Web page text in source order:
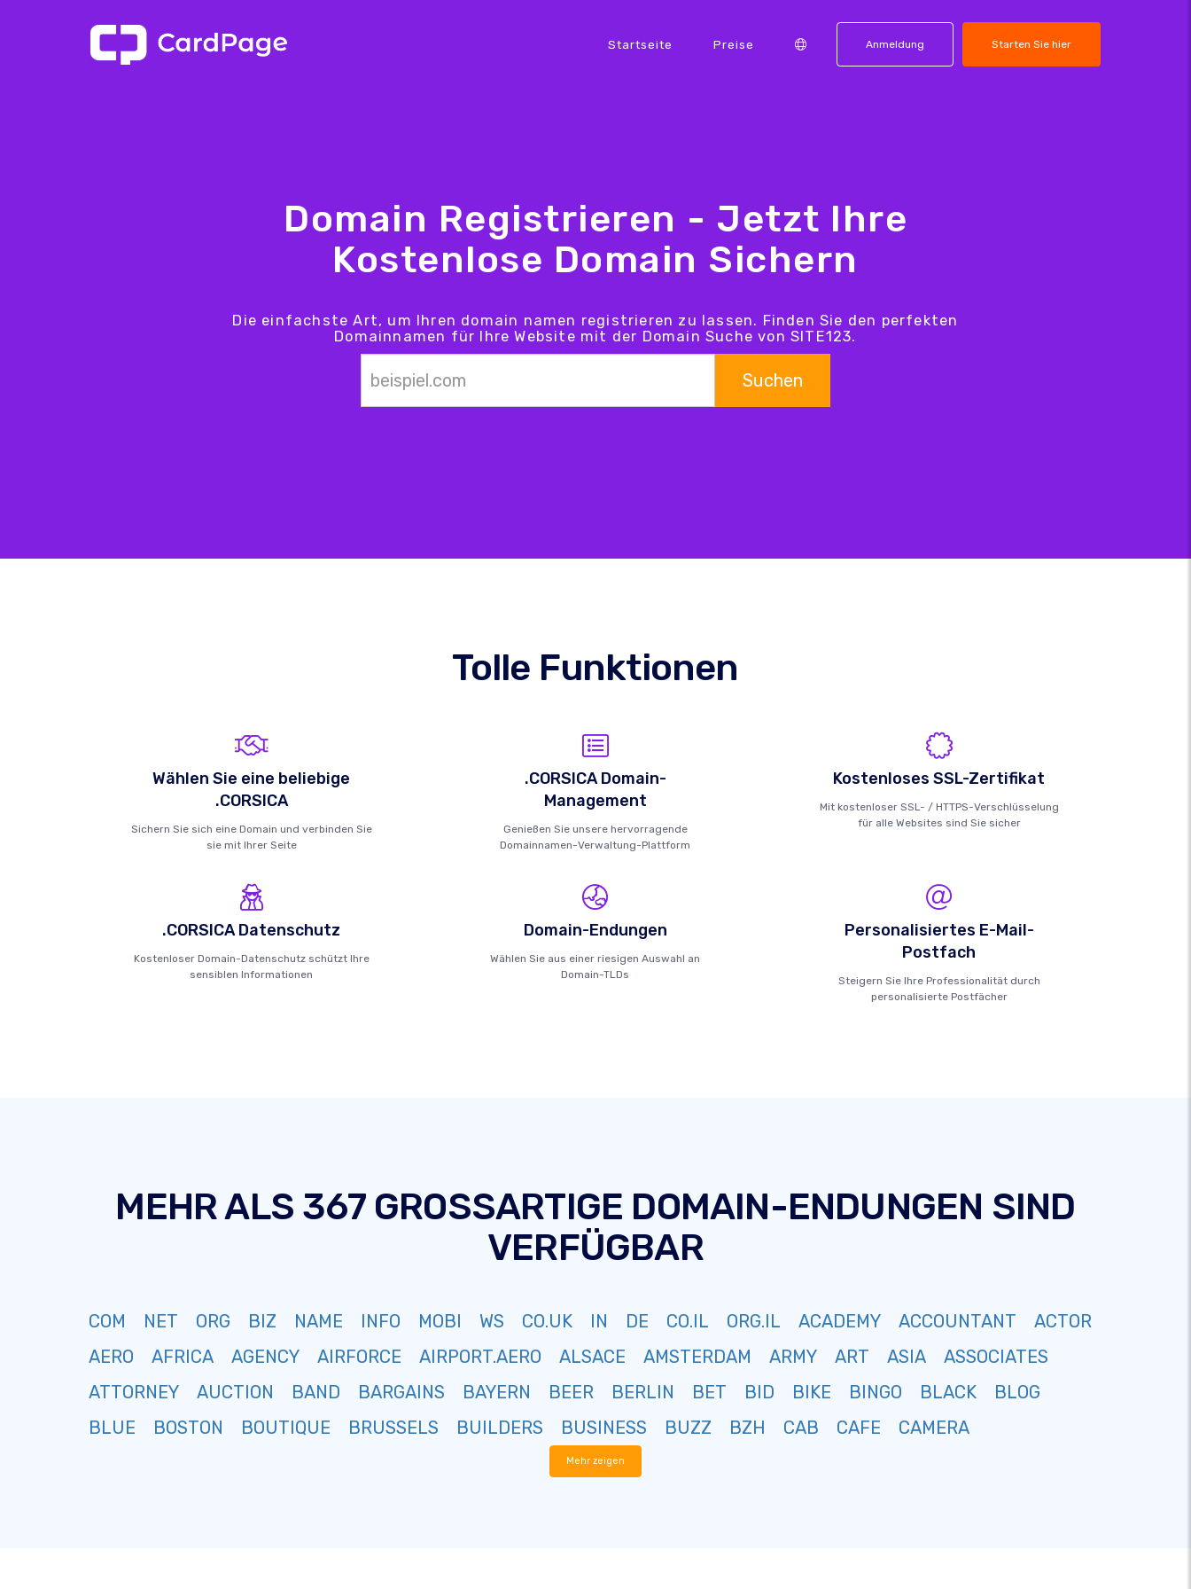
Startseite Preise Anmeldung Starten Sie hier
Domain Registrieren - Jetzt Ihre
Kostenlose Domain Sichern
Die einfachste Art, um Ihren domain namen registrieren zu lassen. Finden Sie den perfekten
Domainnamen für Ihre Website mit der Domain Suche von SITE123.
Suchen
Tolle Funktionen
Wählen Sie eine beliebige
.CORSICA
Sichern Sie sich eine Domain und verbinden Sie
sie mit Ihrer Seite
.CORSICA Domain-
Management
Genießen Sie unsere hervorragende
Domainnamen-Verwaltung-Plattform
Kostenloses SSL-Zertifikat
Mit kostenloser SSL- / HTTPS-Verschlüsselung
für alle Websites sind Sie sicher
.CORSICA Datenschutz
Kostenloser Domain-Datenschutz schützt Ihre
sensiblen Informationen
Domain-Endungen
Wählen Sie aus einer riesigen Auswahl an
Domain-TLDs
Personalisiertes E-Mail-
Postfach
Steigern Sie Ihre Professionalität durch
personalisierte Postfächer
MEHR ALS 367 GROSSARTIGE DOMAIN-ENDUNGEN SIND
VERFÜGBAR
COM NET ORG BIZ NAME INFO MOBI WS CO.UK IN DE CO.IL ORG.IL ACADEMY ACCOUNTANT
ACTOR
AERO
AFRICA AGENCY AIRFORCE AIRPORT.AERO ALSACE AMSTERDAM ARMY ART ASIA
ASSOCIATES
ATTORNEY
AUCTION BAND BARGAINS BAYERN BEER BERLIN BET BID BIKE BINGO BLACK
BLOG
BLUE
BOSTON BOUTIQUE BRUSSELS BUILDERS BUSINESS BUZZ BZH CAB CAFE CAMERA
Mehr zeigen